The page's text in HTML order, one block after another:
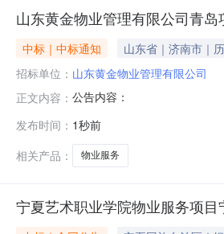
山东黄金物业管理有限公司青
中标｜中标通知 山东省｜济南市｜
招标单位： 山东黄金物业管理有限公司
正文内容： 公告内容：
发布时间： 1秒前
相关产品：
物业服务
宁夏艺术职业学院物业服务项